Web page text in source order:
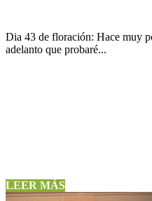
Dia 43 de floración: Hace muy
adelanto que probaré...
LEER MÁS